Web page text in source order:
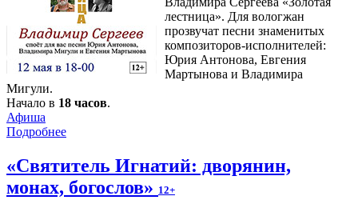
лестница». Для вологжан
прозвучат песни знаменитых
композиторов-исполнителей:
Юрия Антонова, Евгения
Мартынова и Владимира
Мигули.
Начало в 18 часов.
Афиша
Подробнее
«Святитель Игнатий: дворянин,
монах, богослов» 12+